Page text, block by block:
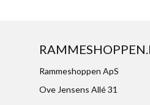
Rammeshoppen ApS
Ove Jensens Allé 31